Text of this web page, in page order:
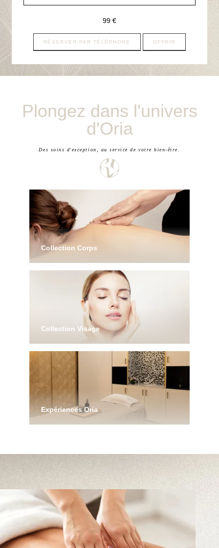
: piscine intérieure, hammam, sauna, douche
multisensorielle, fontaine à glace et salle de repos ;
massages du Corps ou soins du Visage ;
99 €
RÉSERVER PAR TÉLÉPHONE OFFRIR
Plongez dans l'univers
d'Oria
Des soins d'exception, au service de votre bien-être.
Collection Corps
relaxation
Collection Visage
DECORTÉ, l'excellence japonaise au service de
la peau
DÉCOUVRIR
Expériences Oria
La promesse d'un moment hors du temps